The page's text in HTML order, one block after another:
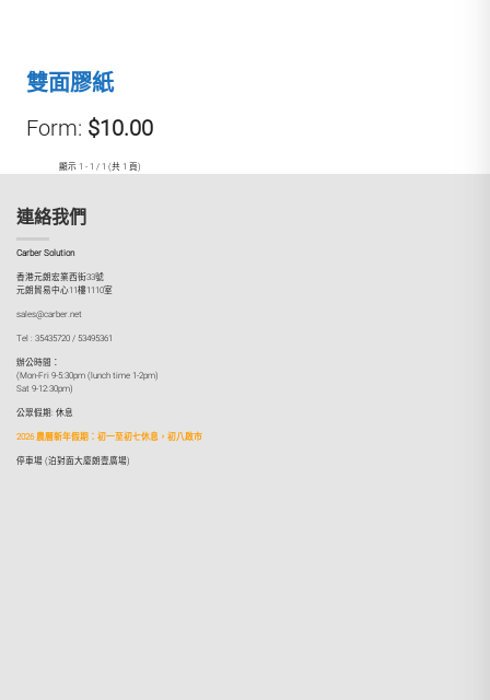
雙面膠紙
Form: $10.00
顯示 1 - 1 / 1 (共 1 頁)
連絡我們
Carber Solution
香港元朗宏業西街33號
元朗貿易中心11樓1110室
sales@carber.net
Tel : 35435720 / 53495361
辦公時間：
(Mon-Fri 9-5:30pm (lunch time 1-2pm)
Sat 9-12:30pm)
公眾假期: 休息
2026 農曆新年假期：初一至初七休息，初八啟市
停車場 (泊對面大廈朗壹廣場)